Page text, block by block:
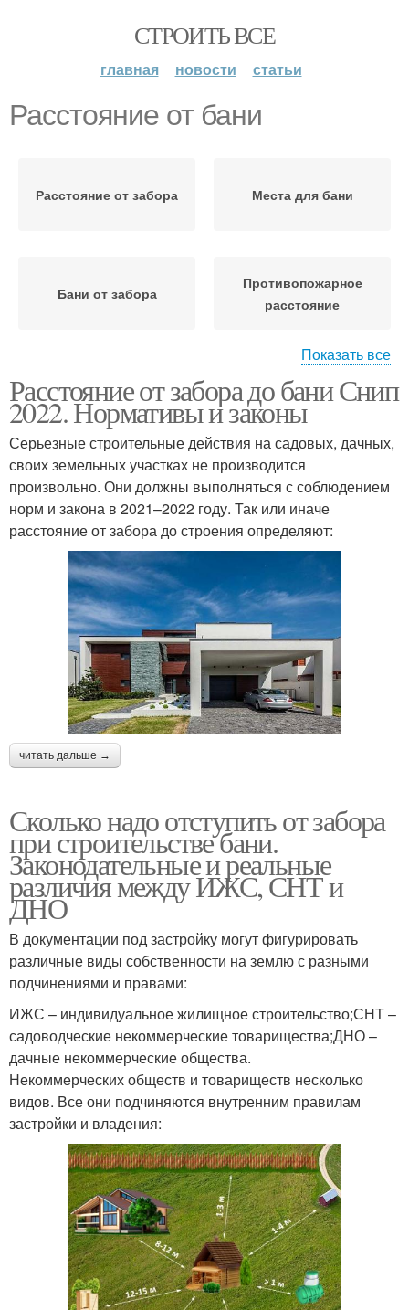
СТРОИТЬ ВСЕ
главная новости статьи
Расстояние от бани
Расстояние от забора Места для бани
Бани от забора
Противопожарное
расстояние
Бани на участке Снип на расстояние
Место для бани Печь в бане
Расстояния между
постройками
Расстояние между
соседними домами
Расстояния между
объектами
Стен на расстояние
Расстояния от бани Бани на меже
Противопожарные
расстояния
Расстояния между
Расстояние от септика Допустимое расстояние
Расстояние от
соседского забора
Забор до бани
Расстояния в метрах Бани на территории
Показать все
Расстояние от забора до бани Снип
2022. Нормативы и законы
Серьезные строительные действия на садовых, дачных,
своих земельных участках не производится
произвольно. Они должны выполняться с соблюдением
норм и закона в 2021–2022 году. Так или иначе
расстояние от забора до строения определяют:
читать дальше →
Сколько надо отступить от забора
при строительстве бани.
Законодательные и реальные
различия между ИЖС, СНТ и
ДНО
В документации под застройку могут фигурировать
различные виды собственности на землю с разными
подчинениями и правами:
ИЖС – индивидуальное жилищное строительство;СНТ –
садоводческие некоммерческие товарищества;ДНО –
дачные некоммерческие общества.
Некоммерческих обществ и товариществ несколько
видов. Все они подчиняются внутренним правилам
застройки и владения: